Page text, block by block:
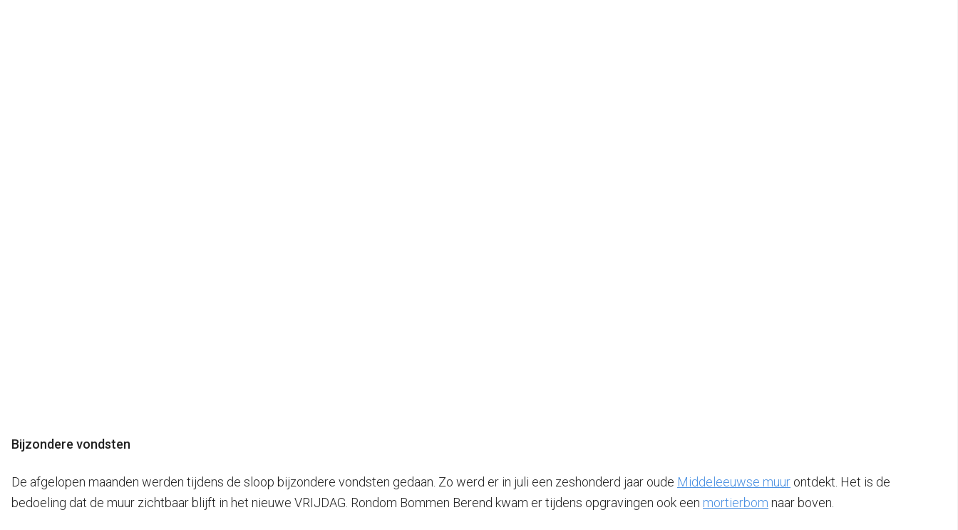
Bijzondere vondsten
De afgelopen maanden werden tijdens de sloop bijzondere vondsten gedaan. Zo werd er in juli een zeshonderd jaar oude Middeleeuwse muur ontdekt. Het is de
bedoeling dat de muur zichtbaar blijft in het nieuwe VRIJDAG. Rondom Bommen Berend kwam er tijdens opgravingen ook een mortierbom naar boven.